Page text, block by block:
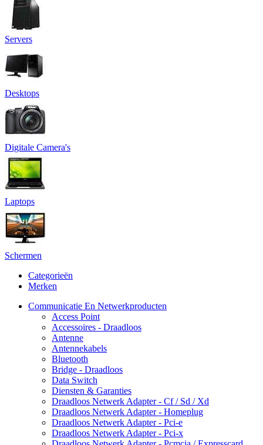
Servers
Desktops
Digitale Camera's
Laptops
Schermen
Categorieën
Merken
Communicatie En Netwerkproducten
Access Point
Accessoires - Draadloos
Antenne
Antennekabels
Bluetooth
Bridge - Draadloos
Data Switch
Diensten & Garanties
Draadloos Netwerk Adapter - Cf / Sd / Xd
Draadloos Netwerk Adapter - Homeplug
Draadloos Netwerk Adapter - Pci-e
Draadloos Netwerk Adapter - Pci-x